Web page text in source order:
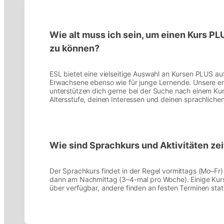
Wie alt muss ich sein, um einen Kurs
zu können?
ESL bietet eine vielseitige Auswahl an Kursen PLUS
Erwachsene ebenso wie für junge Lernende. Unsere
unterstützen dich gerne bei der Suche nach einem
Altersstufe, deinen Interessen und deinen
Wie sind Sprachkurs und Aktivitäten
Der Sprachkurs findet in der Regel vormittags
dann am Nachmittag (3–4-mal pro Woche). Einige
über verfügbar, andere finden an festen Terminen